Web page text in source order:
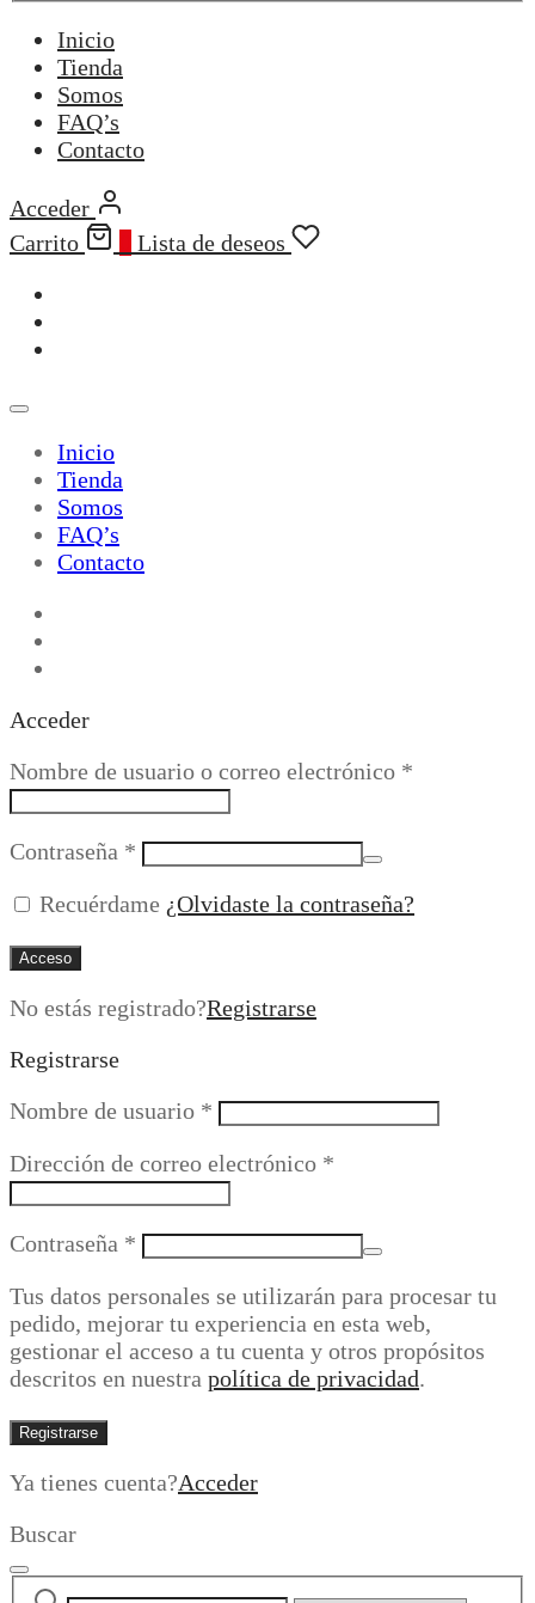
Inicio
Tienda
Somos
FAQ’s
Contacto
Acceder
Carrito
Lista de deseos
Inicio
Tienda
Somos
FAQ’s
Contacto
Acceder
Nombre de usuario o correo electrónico *
Contraseña * Obligatorio
Recuérdame ¿Olvidaste la contraseña?
Acceso
No estás registrado?Registrarse
Registrarse
Nombre de usuario * Obligatorio
Dirección de correo electrónico *
Contraseña * Obligatorio
Tus datos personales se utilizarán para procesar tu
pedido, mejorar tu experiencia en esta web,
gestionar el acceso a tu cuenta y otros propósitos
descritos en nuestra política de privacidad.
Registrarse
Ya tienes cuenta?Acceder
Buscar
Buscar